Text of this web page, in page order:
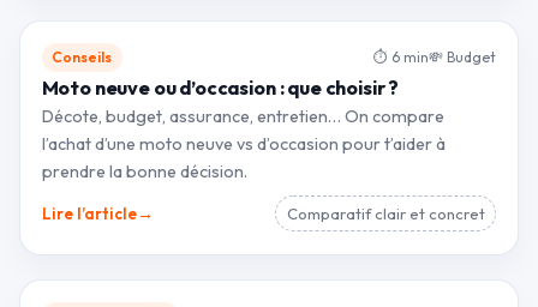
Conseils ⏱ 6 min💸 Budget
Moto neuve ou d’occasion : que choisir ?
Décote, budget, assurance, entretien… On compare
l’achat d’une moto neuve vs d’occasion pour t’aider à
prendre la bonne décision.
Lire l’article→ Comparatif clair et concret